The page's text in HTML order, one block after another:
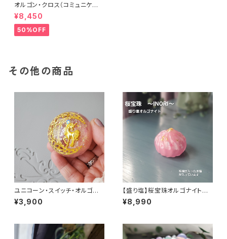
オルゴン・クロス（コミュニケー
ション）
¥8,450
50%OFF
その他の商品
ユニコーン・スイッチ・オルゴナ
イト～愛と調和の世界へ～
¥3,900
【盛り塩】桜宝珠オルゴナイト～I
NORI～
¥8,990